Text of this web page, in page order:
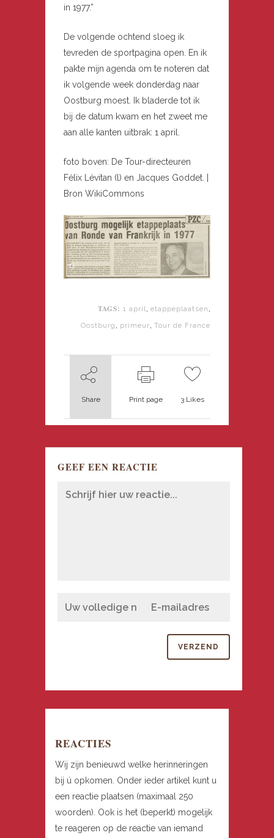
in 1977.”
De volgende ochtend sloeg ik
tevreden de sportpagina open. En ik
pakte mijn agenda om te noteren dat
ik volgende week donderdag naar
Oostburg moest. Ik bladerde tot ik
bij de datum kwam en het zweet me
aan alle kanten uitbrak: 1 april.
foto boven: De Tour-directeuren
Félix Lévitan (l) en Jacques Goddet. |
Bron WikiCommons
TAGS: 1 april etappeplaatsen
Oostburg primeur Tour de France
Share Print page 3 Likes
GEEF EEN REACTIE
REACTIES
Wij zijn benieuwd welke herinneringen
bij ú opkomen. Onder ieder artikel kunt u
een reactie plaatsen (maximaal 250
woorden). Ook is het (beperkt) mogelijk
te reageren op de reactie van iemand